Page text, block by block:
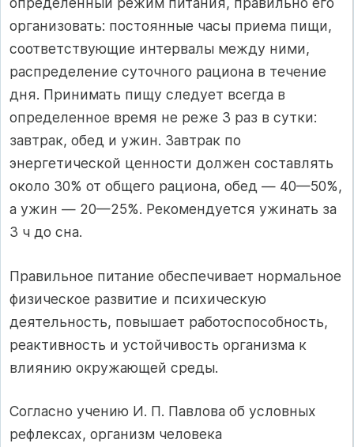
организовать: постоянные часы приема пищи,
соответствующие интервалы между ними,
распределение суточного рациона в течение
дня. Принимать пищу следует всегда в
определенное время не реже 3 раз в сутки:
завтрак, обед и ужин. Завтрак по
энергетической ценности должен составлять
около 30% от общего рациона, обед — 40—50%,
а ужин — 20—25%. Рекомендуется ужинать за
3 ч до сна.
Правильное питание обеспечивает нормальное
физическое развитие и психическую
деятельность, повышает работоспособность,
реактивность и устойчивость организма к
влиянию окружающей среды.
Согласно учению И. П. Павлова об условных
рефлексах, организм человека